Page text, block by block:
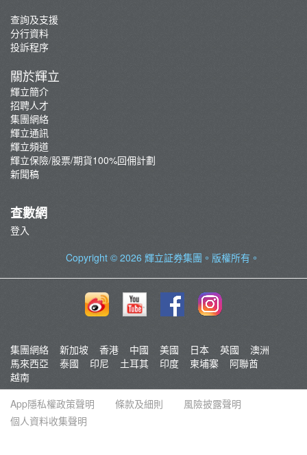
最新推廣及優惠
重要通知
輝立証券開戶優惠總覽
查詢及支援
分行資料
投訴程序
關於輝立
輝立簡介
招聘人才
集團網絡
輝立通訊
輝立頻道
輝立保險/股票/期貨100%回佣計劃
新聞稿
查數網
登入
Copyright © 2026 輝立証券集團 。版權所有。
集團網絡 新加坡 香港 中國 美國 日本 英國
澳洲
馬來西亞
泰國 印尼 土耳其 印度 柬埔寨
阿聯酋
越南
App隱私權政策聲明
條款及細則
風險披露聲明
個人資料收集聲明